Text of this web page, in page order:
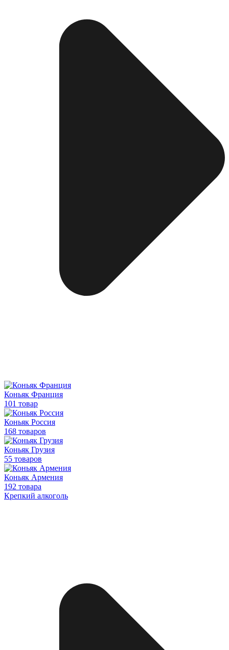
Коньяк Франция
101 товар
Коньяк Россия
168 товаров
Коньяк Грузия
55 товаров
Коньяк Армения
192 товара
Крепкий алкоголь